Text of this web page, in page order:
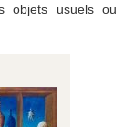
objets usuels ou